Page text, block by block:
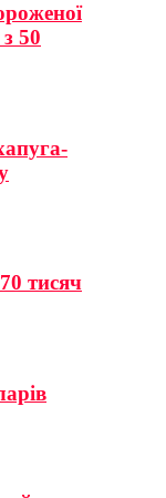
50
тисяч